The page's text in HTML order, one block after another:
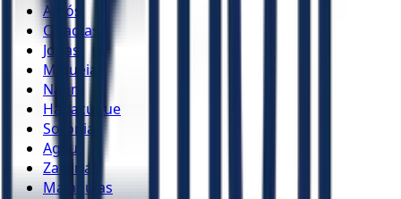
Amós
Obadias
Jonas
Miquéias
Naum
Habacuque
Sofonias
Ageu
Zacarias
Malaquias